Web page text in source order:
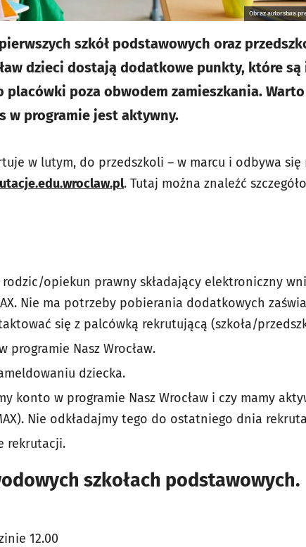
Obraz autorstwa
szkół podstawowych oraz
dzieci dostają dodatkowe punkty, które
placówki poza obwodem zamieszkania. Warto
w programie jest aktywny.
w lutym, do przedszkoli – w marcu i odbywa się
. Tutaj można znaleźć
opiekun prawny składający elektroniczny
Nie ma potrzeby pobierania dodatkowych
się z palcówką rekrutującą (szkoła/
programie Nasz Wrocław.
dziecka.
konto w programie Nasz Wrocław i czy mamy
Nie odkładajmy tego do ostatniego dnia
rekrutacji.
szkołach podstawowych.
12.00